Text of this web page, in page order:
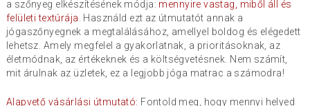
a szőnyeg elkészítésének módja: mennyire vastag, miből áll és
felületi textúrája . Használd ezt az útmutatót annak a
jógaszőnyegnek a megtalálásához, amellyel boldog és elégedett
lehetsz. Amely megfelel a gyakorlatnak, a prioritásoknak, az
életmódnak, az értékeknek és a költségvetésnek. Nem számít,
mit árulnak az üzletek, ez a legjobb jóga matrac a számodra!
Alapvető vásárlási útmutató: Fontold meg, hogy mennyi helyed